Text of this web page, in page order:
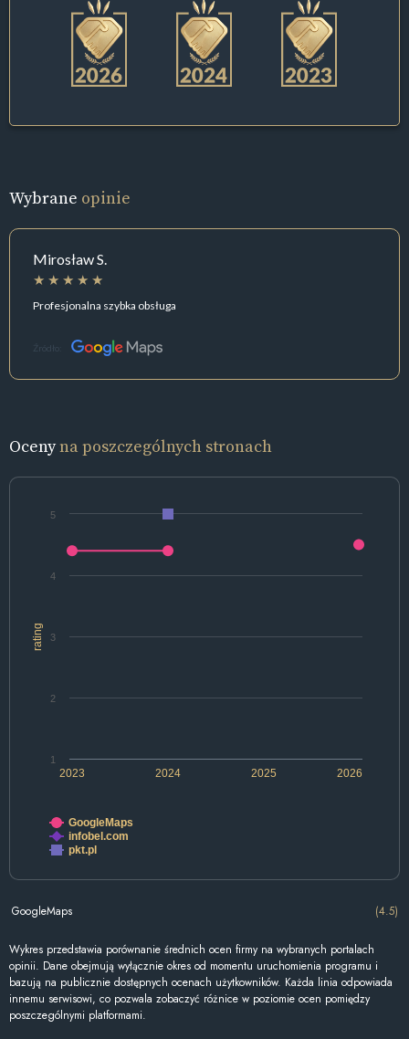
Wybrane opinie
Mirosław S.
Profesjonalna szybka obsługa
Źródło:
Ocenyna poszczególnych stronach
rating
2024 2026
2023 2025
1
2
3
4
5
GoogleMaps
infobel.com
pkt.pl
GoogleMaps (4.5)
Wykres przedstawia porównanie średnich ocen firmy na wybranych portalach
opinii. Dane obejmują wyłącznie okres od momentu uruchomienia programu i
bazują na publicznie dostępnych ocenach użytkowników. Każda linia odpowiada
innemu serwisowi, co pozwala zobaczyć różnice w poziomie ocen pomiędzy
poszczególnymi platformami.